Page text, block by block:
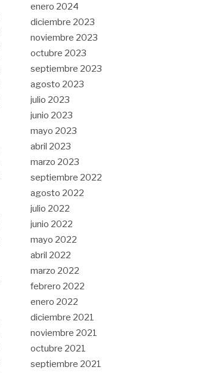
enero 2024
diciembre 2023
noviembre 2023
octubre 2023
septiembre 2023
agosto 2023
julio 2023
junio 2023
mayo 2023
abril 2023
marzo 2023
septiembre 2022
agosto 2022
julio 2022
junio 2022
mayo 2022
abril 2022
marzo 2022
febrero 2022
enero 2022
diciembre 2021
noviembre 2021
octubre 2021
septiembre 2021